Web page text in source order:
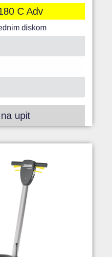
C Adv
diskom
upit